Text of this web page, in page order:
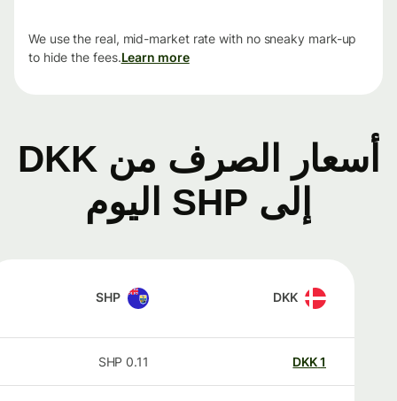
We use the real, mid-market rate with no sneaky mark-up
to hide the fees.Learn more
أسعار الصرف من DKK
إلى SHP اليوم
DKK
SHP
DKK
0.11
SHP